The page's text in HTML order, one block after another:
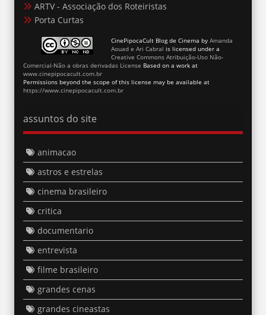
ARTV - Associação dos Roteiristas
Porta Curtas
CinePipocaCult Blog de Cinema by Amanda
Aouad e Ari Cabral is licensed under a
Creative Commons Atribuição-Uso Não-
Comercial-Não a obras derivadas License Based on a work at
www.cinepipocacult.com.br
Permissions beyond the scope of this license may be available at
https://www.cinepipocacult.com.br
assuntos do site
animacao
astros e estrelas
cinema brasileiro
critica
documentario
entrevista
filme brasileiro
grandes cenas
grandes cineastas